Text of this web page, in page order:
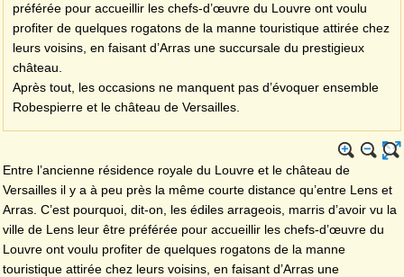
préférée pour accueillir les chefs-d’œuvre du Louvre ont voulu
profiter de quelques rogatons de la manne touristique attirée chez
leurs voisins, en faisant d’Arras une succursale du prestigieux
château.
Après tout, les occasions ne manquent pas d’évoquer ensemble
Robespierre et le château de Versailles.
Entre l’ancienne résidence royale du Louvre et le château de
Versailles il y a à peu près la même courte distance qu’entre Lens et
Arras. C’est pourquoi, dit-on, les édiles arrageois, marris d’avoir vu la
ville de Lens leur être préférée pour accueillir les chefs-d’œuvre du
Louvre ont voulu profiter de quelques rogatons de la manne
touristique attirée chez leurs voisins, en faisant d’Arras une